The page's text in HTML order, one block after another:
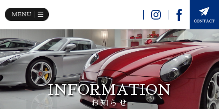
INFORMATION
お知らせ